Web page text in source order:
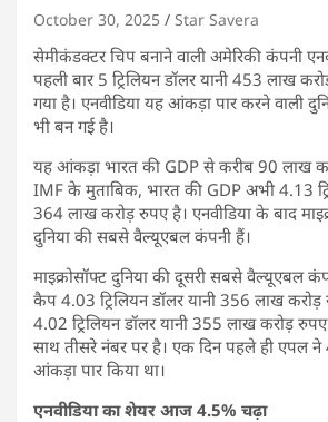
October 30, 2025 Star Savera
सेमीकंडक्टर चिप बनाने वाली अमेरिकी कंपनी
पहली बार 5 ट्रिलियन डॉलर यानी 453 लाख
गया है। एनवीडिया यह आंकड़ा पार करने वाली
भी बन गई है।
यह आंकड़ा भारत की GDP से करीब 90 लाख
IMF के मुताबिक, भारत की GDP अभी 4.13
364 लाख करोड़ रुपए है। एनवीडिया के बाद
दुनिया की सबसे वैल्यूएबल कंपनी हैं।
माइक्रोसॉफ्ट दुनिया की दूसरी सबसे वैल्यूएबल
कैप 4.03 ट्रिलियन डॉलर यानी 356 लाख
4.02 ट्रिलियन डॉलर यानी 355 लाख करोड़
साथ तीसरे नंबर पर है। एक दिन पहले ही एपल ने
आंकड़ा पार किया था।
एनवीडिया का शेयर आज 4.5% चढ़ा